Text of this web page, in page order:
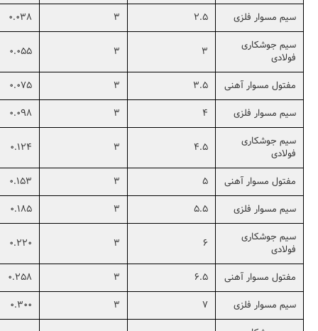
سیم مسوار فلزی
2.5
3
0.038
سیم جوشکاری
فولادی
3
3
0.055
مفتول مسوار آهنی 3.5
3
0.075
سیم مسوار فلزی
4
3
0.098
سیم جوشکاری
فولادی
4.5
3
0.124
مفتول مسوار آهنی 5
3
0.153
سیم مسوار فلزی
5.5
3
0.185
سیم جوشکاری
فولادی
6
3
0.220
مفتول مسوار آهنی 6.5
3
0.258
سیم مسوار فلزی
7
3
0.300